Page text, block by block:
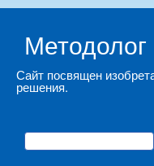
Методолог
Сайт посвящен
решения.
Форма
Поиск